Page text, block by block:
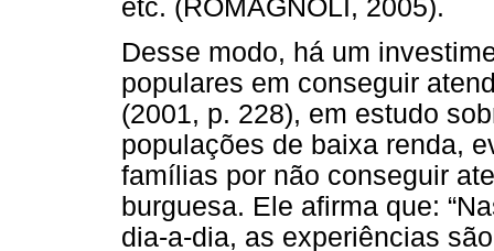
etc. (ROMAGNOLI, 2005).
Desse modo, há um
populares em conseguir
(2001, p. 228), em estudo
populações de baixa renda,
famílias por não conseguir
burguesa. Ele afirma que:
dia-a-dia, as experiências